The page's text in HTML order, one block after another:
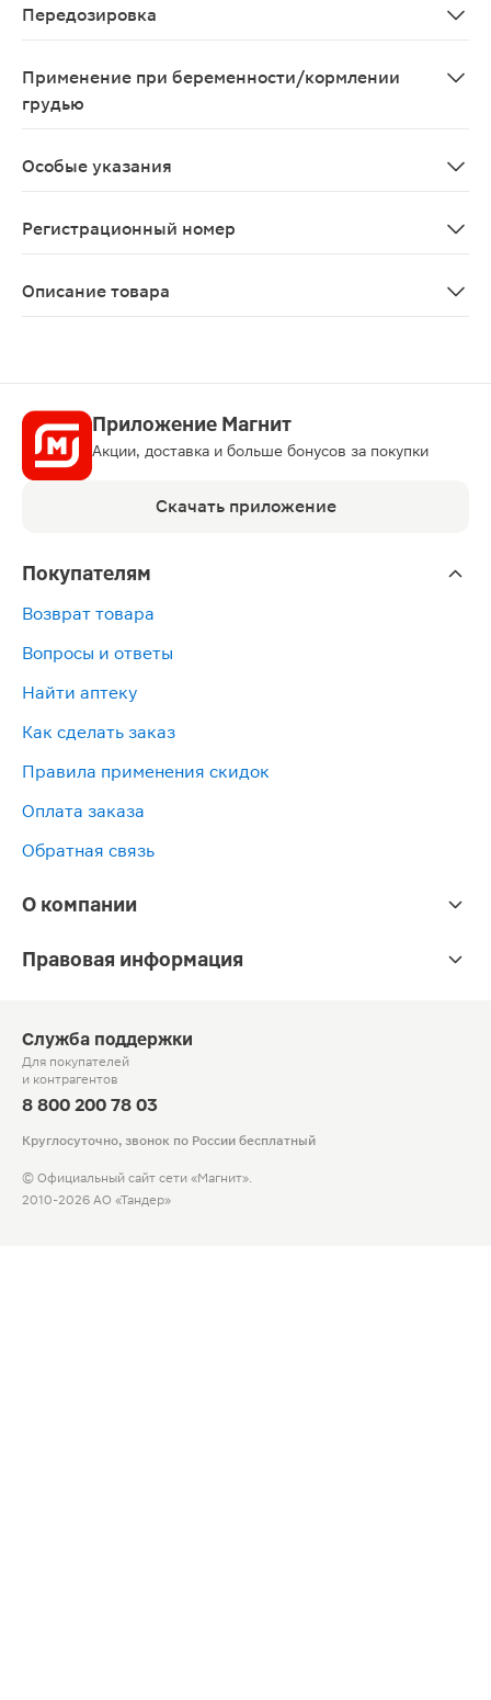
Передозировка
Применение при беременности/кормлении
грудью
Особые указания
Регистрационный номер
Описание товара
Приложение Магнит
Акции, доставка и больше бонусов за покупки
Скачать приложение
Покупателям
Возврат товара
Вопросы и ответы
Найти аптеку
Как сделать заказ
Правила применения скидок
Оплата заказа
Обратная связь
О компании
Правовая информация
Служба поддержки
Для покупателей
и контрагентов
8 800 200 78 03
Круглосуточно, звонок по России бесплатный
© Официальный сайт сети «Магнит».
2010-2026 АО «Тандер»